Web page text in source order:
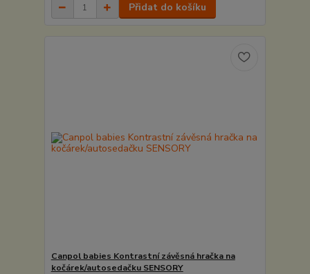
Přidat do košíku
Canpol babies Kontrastní závěsná hračka na
kočárek/autosedačku SENSORY